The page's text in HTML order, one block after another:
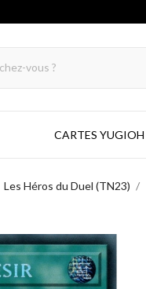
CARTES YUGIOH
Les Héros du Duel (TN23)